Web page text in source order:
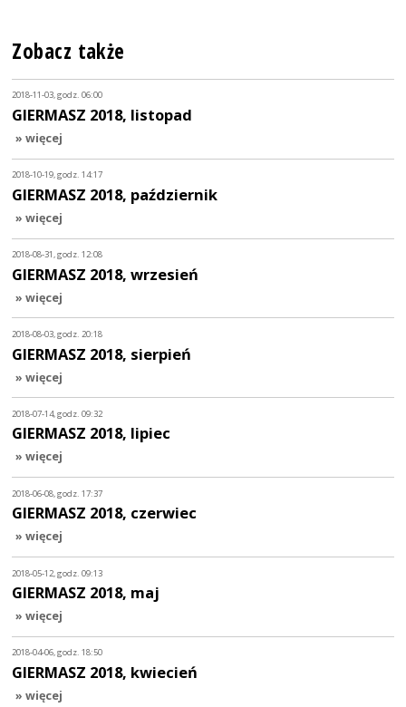
Zobacz także
2018-11-03, godz. 06:00
GIERMASZ 2018, listopad
» więcej
2018-10-19, godz. 14:17
GIERMASZ 2018, październik
» więcej
2018-08-31, godz. 12:08
GIERMASZ 2018, wrzesień
» więcej
2018-08-03, godz. 20:18
GIERMASZ 2018, sierpień
» więcej
2018-07-14, godz. 09:32
GIERMASZ 2018, lipiec
» więcej
2018-06-08, godz. 17:37
GIERMASZ 2018, czerwiec
» więcej
2018-05-12, godz. 09:13
GIERMASZ 2018, maj
» więcej
2018-04-06, godz. 18:50
GIERMASZ 2018, kwiecień
» więcej